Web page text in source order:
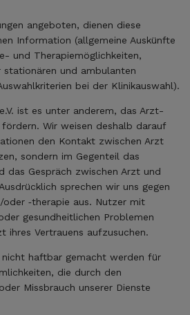
angeboten, dienen diese
Information (allgemeine Auskünfte
und Therapiemöglichkeiten,
und ambulanten
bei der Klinikauswahl).
ist es unter anderem, das Arzt-
Wir weisen deshalb darauf
den Kontakt zwischen Arzt
sondern im Gegenteil das
das Gespräch zwischen Arzt und
sprechen wir uns gegen
oder ‑therapie aus. Nutzer mit
gesundheitlichen Problemen
ihres Vertrauens aufzusuchen.
nicht haftbar gemacht werden für
die durch den
Missbrauch unserer Dienste